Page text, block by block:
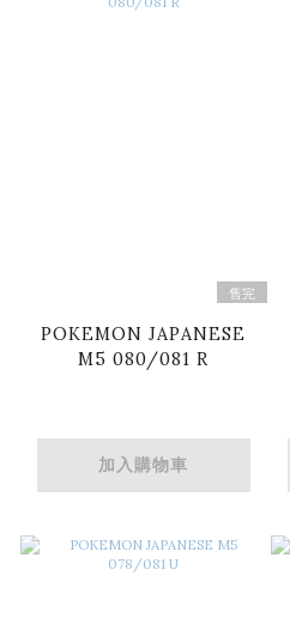
售完
POKEMON JAPANESE
M5 080/081 R
加入購物車